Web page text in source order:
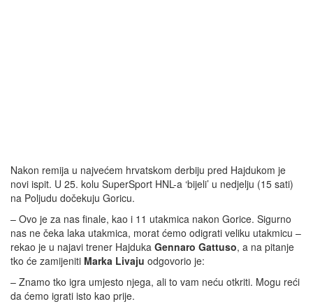
Nakon remija u najvećem hrvatskom derbiju pred Hajdukom je
novi ispit. U 25. kolu SuperSport HNL-a ‘bijeli’ u nedjelju (15 sati)
na Poljudu dočekuju Goricu.
– Ovo je za nas finale, kao i 11 utakmica nakon Gorice. Sigurno
nas ne čeka laka utakmica, morat ćemo odigrati veliku utakmicu –
rekao je u najavi trener Hajduka Gennaro Gattuso, a na pitanje
tko će zamijeniti Marka Livaju odgovorio je:
– Znamo tko igra umjesto njega, ali to vam neću otkriti. Mogu reći
da ćemo igrati isto kao prije.